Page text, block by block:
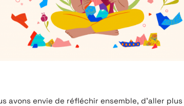
avons envie de réfléchir ensemble, d’aller